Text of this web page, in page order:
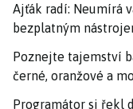
Ajťák radí: Neumírá
bezplatným
Poznejte tajemství
černé, oranžové a
Programátor si řekl